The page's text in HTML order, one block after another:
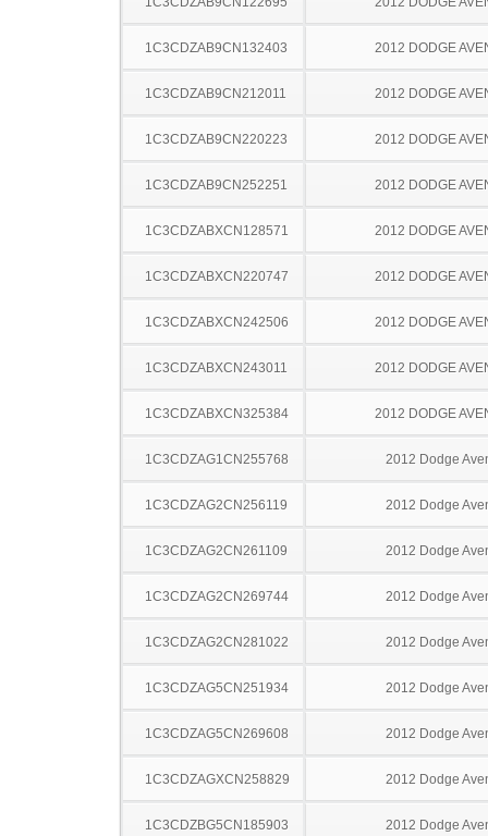
1C3CDZAB9CN132403 2012 DODGE
1C3CDZAB9CN212011 2012 DODGE
1C3CDZAB9CN220223 2012 DODGE
1C3CDZAB9CN252251 2012 DODGE
1C3CDZABXCN128571 2012 DODGE
1C3CDZABXCN220747 2012 DODGE
1C3CDZABXCN242506 2012 DODGE
1C3CDZABXCN243011 2012 DODGE
1C3CDZABXCN325384 2012 DODGE
1C3CDZAG1CN255768 2012 Dodge
1C3CDZAG2CN256119 2012 Dodge
1C3CDZAG2CN261109 2012 Dodge
1C3CDZAG2CN269744 2012 Dodge
1C3CDZAG2CN281022 2012 Dodge
1C3CDZAG5CN251934 2012 Dodge
1C3CDZAG5CN269608 2012 Dodge
1C3CDZAGXCN258829 2012 Dodge
1C3CDZBG5CN185903 2012 Dodge